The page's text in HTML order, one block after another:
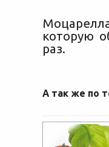
которую
раз.
А так же по